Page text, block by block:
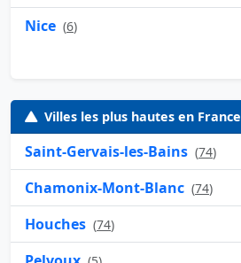
Nice (6)
Villes les plus hautes en France
Saint-Gervais-les-Bains (74)
Chamonix-Mont-Blanc (74)
Houches (74)